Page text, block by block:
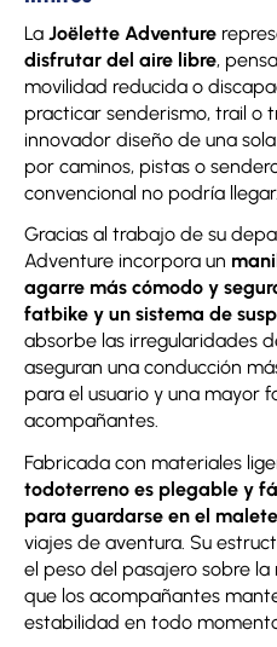
La Joëlette Adventure
disfrutar del aire libre,
movilidad reducida o
practicar senderismo, trail o
innovador diseño de una
por caminos, pistas o
convencional no podría llegar.
Gracias al trabajo de su
Adventure incorpora un
agarre más cómodo y
fatbike y un sistema de
absorbe las irregularidades
aseguran una conducción
para el usuario y una mayor
acompañantes.
Fabricada con materiales
todoterreno es plegable y
para guardarse en el
viajes de aventura. Su
el peso del pasajero sobre
que los acompañantes
estabilidad en todo